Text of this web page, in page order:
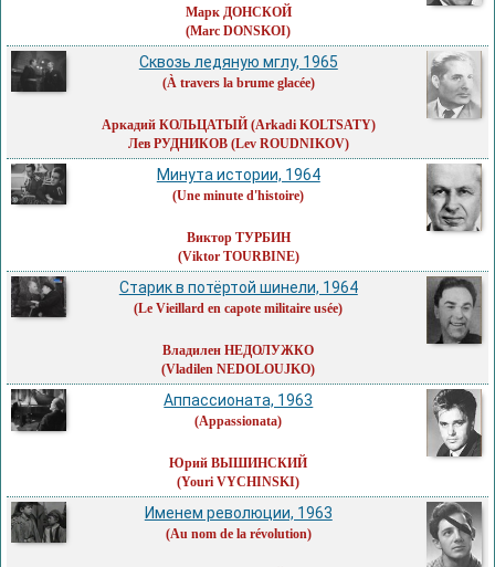
Марк ДОНСКОЙ
(Marc DONSKOI)
Сквозь ледяную мглу, 1965
(À travers la brume glacée)
Аркадий КОЛЬЦАТЫЙ(Arkadi KOLTSATY)
Лев РУДНИКОВ(Lev ROUDNIKOV)
Минута истории, 1964
(Une minute d'histoire)
Виктор ТУРБИН
(Viktor TOURBINE)
Старик в потёртой шинели, 1964
(Le Vieillard en capote militaire usée)
Владилен НЕДОЛУЖКО
(Vladilen NEDOLOUJKO)
Аппассионата, 1963
(Appassionata)
Юрий ВЫШИНСКИЙ
(Youri VYCHINSKI)
Именем революции, 1963
(Au nom de la révolution)